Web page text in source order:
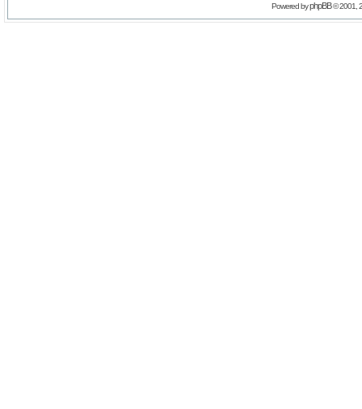
Powered byphpBB© 2001,